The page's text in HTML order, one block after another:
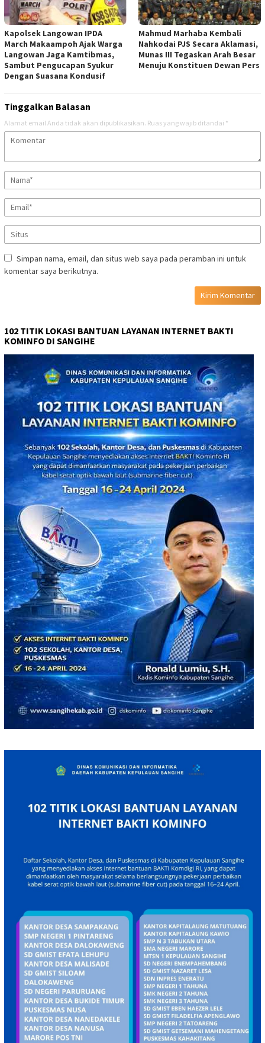
Kapolsek Langowan IPDA
March Makaampoh Ajak Warga
Langowan Jaga Kamtibmas,
Sambut Pengucapan Syukur
Dengan Suasana Kondusif
Mahmud Marhaba Kembali
Nahkodai PJS Secara Aklamasi,
Munas III Tegaskan Arah Besar
Menuju Konstituen Dewan Pers
Tinggalkan Balasan
Alamat email Anda tidak akan dipublikasikan. Ruas yang wajib ditandai *
Simpan nama, email, dan situs web saya pada peramban ini untuk
komentar saya berikutnya.
102 TITIK LOKASI BANTUAN LAYANAN INTERNET BAKTI
KOMINFO DI SANGIHE